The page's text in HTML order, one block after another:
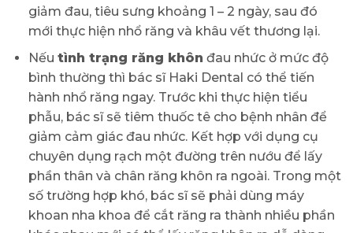
giảm đau, tiêu sưng khoảng 1 – 2 ngày, sau đó
mới thực hiện nhổ răng và khâu vết thương lại.
Nếu tình trạng răng khôn đau nhức ở mức độ
bình thường thì bác sĩ Haki Dental có thể tiến
hành nhổ răng ngay. Trước khi thực hiện tiểu
phẫu, bác sĩ sẽ tiêm thuốc tê cho bệnh nhân để
giảm cảm giác đau nhức. Kết hợp với dụng cụ
chuyên dụng rạch một đường trên nướu để lấy
phần thân và chân răng khôn ra ngoài. Trong một
số trường hợp khó, bác sĩ sẽ phải dùng máy
khoan nha khoa để cắt răng ra thành nhiều phần